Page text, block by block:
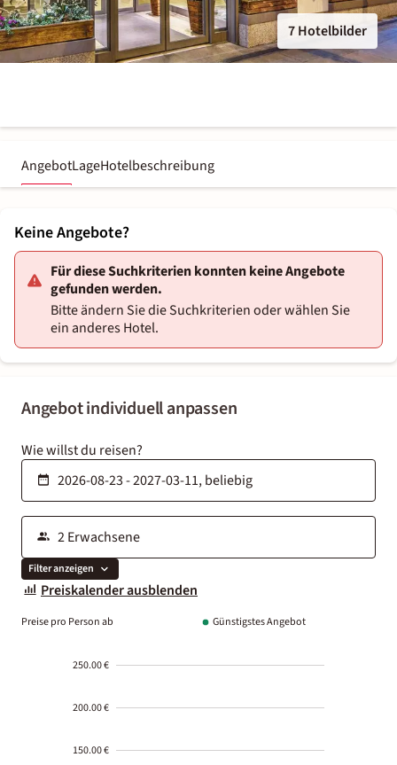
7 Hotelbilder
AngebotLageHotelbeschreibung
Angebot individuell anpassen
Wie willst du reisen?
Filter anzeigen
Preiskalender ausblenden
Preise pro Person ab Günstigstes Angebot
250.00 €
200.00 €
150.00 €
Keine Angebote?
Für diese Suchkriterien konnten keine Angebote
gefunden werden.
Bitte ändern Sie die Suchkriterien oder wählen Sie
ein anderes Hotel.